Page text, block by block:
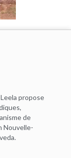
propose
de
Nouvelle-